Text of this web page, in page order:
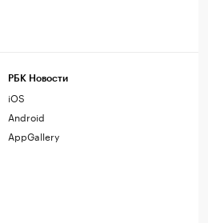
РБК Новости
iOS
Android
AppGallery